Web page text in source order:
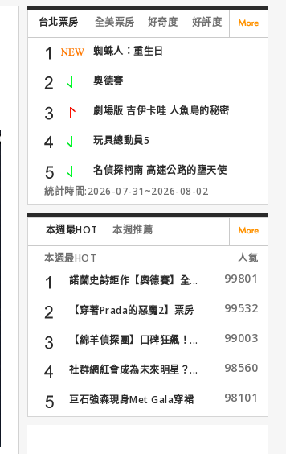
台北票房 全美票房 好奇度 好評度
蜘蛛人：重生日
奧德賽
劇場版 吉伊卡哇 人魚島的秘密
玩具總動員5
名偵探柯南 高速公路的墮天使
統計時間:2026-07-31~2026-08-02
本週最HOT 本週推薦
本週最HOT
人氣
諾蘭史詩鉅作【奧德賽】全...
99801
【穿著Prada的惡魔2】票房
99532
【綿羊偵探團】口碑狂飆！... 99003
社群網紅會成為未來明星？... 98560
巨石強森現身Met Gala穿裙
子...
98101